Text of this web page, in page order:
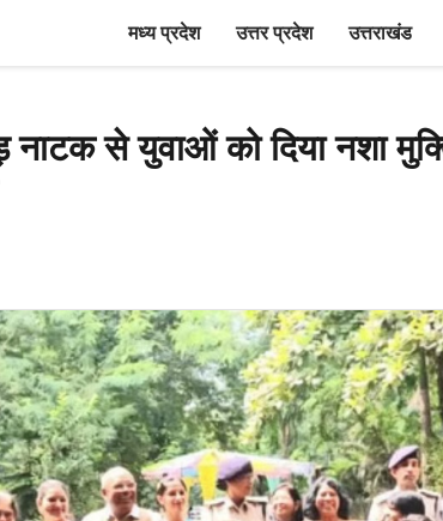
मध्य प्रदेश उत्तर प्रदेश उत्तराखंड
से युवाओं को दिया नशा